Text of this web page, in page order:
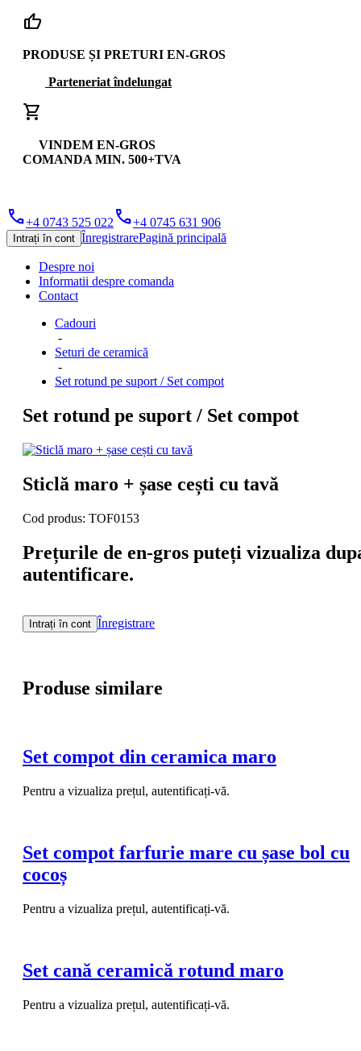
thumb_up
PRODUSE ȘI PRETURI EN-GROS
Parteneriat îndelungat
shopping_cart
VINDEM EN-GROS
COMANDA MIN. 500+TVA
phone+4 0743 525 022 phone+4 0745 631 906
Intrați în cont ÎnregistrarePagină principală
Despre noi
Informatii despre comanda
Contact
Cadouri
-
Seturi de ceramică
-
Set rotund pe suport / Set compot
Set rotund pe suport / Set compot
Sticlă maro + șase cești cu tavă
Cod produs: TOF0153
Prețurile de en-gros puteți vizualiza
autentificare.
Intrați în cont Înregistrare
Produse similare
Set compot din ceramica maro
Pentru a vizualiza prețul, autentificați-vă.
Set compot farfurie mare cu șase bol cu
cocoș
Pentru a vizualiza prețul, autentificați-vă.
Set cană ceramică rotund maro
Pentru a vizualiza prețul, autentificați-vă.